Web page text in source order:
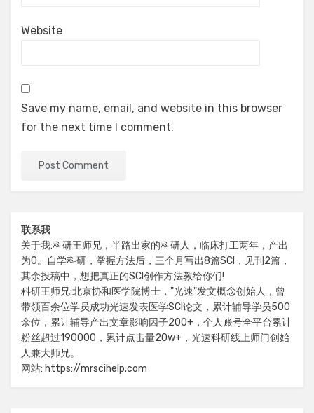
Website
Save my name, email, and website in this browser
for the next time I comment.
联系我
关于我:科研王师兄，半路出家的科研人，临床打工两年，产出
为0。自学科研，掌握方法后，三个月写出8篇SCI，见刊2篇，
其余投稿中，想把真正的SCI创作方法教给你们!
科研王师兄:北京协和医学院博士，"光速"发文概念创始人，曾
带领百余位学员成功光速发表医学SCI论文，累计辅导学员500
余位，累计辅导产出文章影响因子200+，个人账号全平台累计
粉丝超过190000，累计点击量20w+，光速科研线上师门创始
人兼大师兄。
网站: https://mrscihelp.com